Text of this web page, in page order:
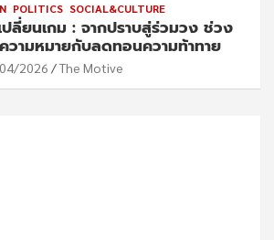
POLITICS SOCIAL&CULTURE
ปลี่ยนเกม : จากปราบสู่ร่วมวง ช่วง
วามหมายกับลดทอนความท้าทาย
2026 The Motive